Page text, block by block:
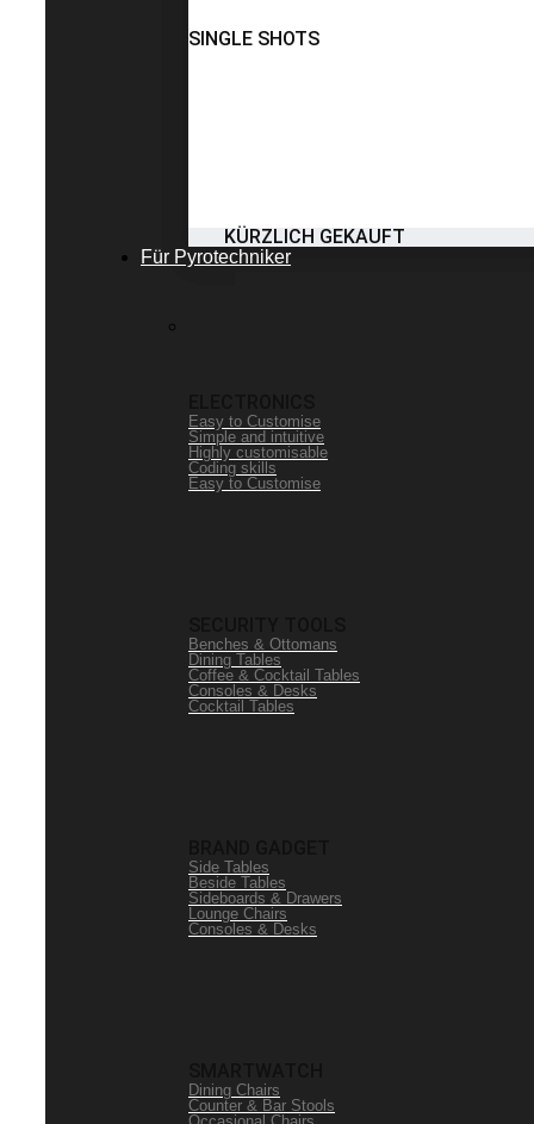
SINGLE SHOTS
KÜRZLICH GEKAUFT
Für Pyrotechniker
Easy to Customise
Simple and intuitive
Highly customisable
Coding skills
Easy to Customise
Benches & Ottomans
Dining Tables
Coffee & Cocktail Tables
Consoles & Desks
Cocktail Tables
Side Tables
Beside Tables
Sideboards & Drawers
Lounge Chairs
Consoles & Desks
Dining Chairs
Counter & Bar Stools